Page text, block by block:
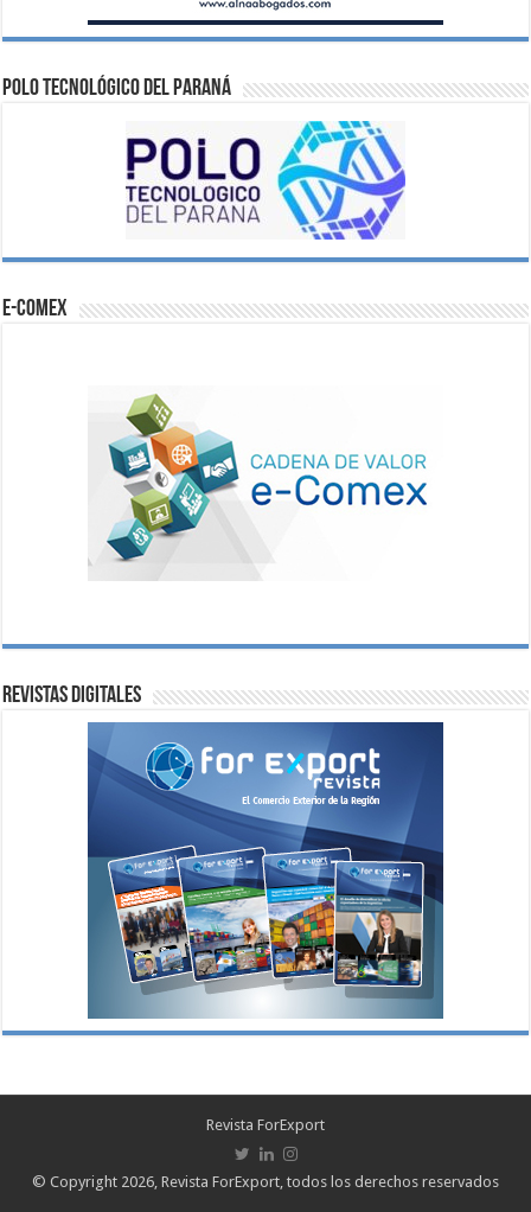
Polo Tecnológico del Paraná
e-comex
Revistas digitales
Revista ForExport
© Copyright 2026, Revista ForExport, todos los derechos reservados